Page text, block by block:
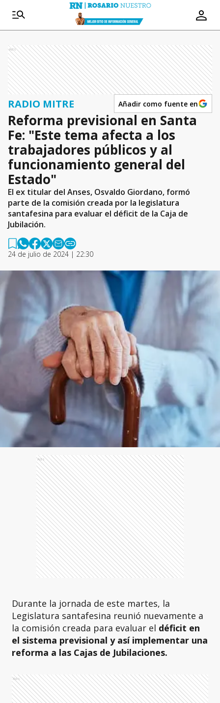
Ads
RADIO MITRE Añadir como fuente en
Reforma previsional en Santa
Fe: "Este tema afecta a los
trabajadores públicos y al
funcionamiento general del
Estado"
El ex titular del Anses, Osvaldo Giordano, formó
parte de la comisión creada por la legislatura
santafesina para evaluar el déficit de la Caja de
Jubilación.
24 de julio de 2024 | 22:30
Ads
Durante la jornada de este martes, la
Legislatura santafesina reunió nuevamente a
la comisión creada para evaluar el déficit en
el sistema previsional y así implementar una
reforma a las Cajas de Jubilaciones.
Ads